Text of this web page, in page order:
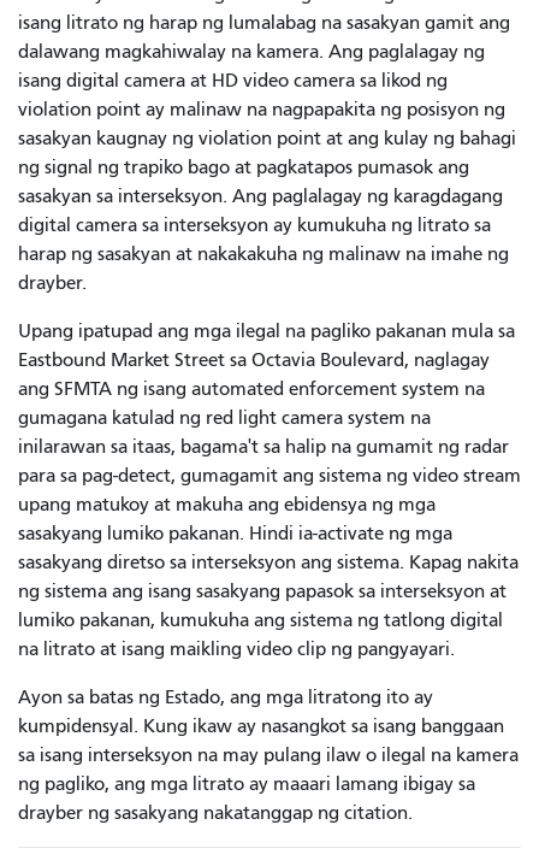
isang litrato ng harap ng lumalabag na sasakyan gamit ang
dalawang magkahiwalay na kamera. Ang paglalagay ng
isang digital camera at HD video camera sa likod ng
violation point ay malinaw na nagpapakita ng posisyon ng
sasakyan kaugnay ng violation point at ang kulay ng bahagi
ng signal ng trapiko bago at pagkatapos pumasok ang
sasakyan sa interseksyon. Ang paglalagay ng karagdagang
digital camera sa interseksyon ay kumukuha ng litrato sa
harap ng sasakyan at nakakakuha ng malinaw na imahe ng
drayber.
Upang ipatupad ang mga ilegal na pagliko pakanan mula sa
Eastbound Market Street sa Octavia Boulevard, naglagay
ang SFMTA ng isang automated enforcement system na
gumagana katulad ng red light camera system na
inilarawan sa itaas, bagama't sa halip na gumamit ng radar
para sa pag-detect, gumagamit ang sistema ng video stream
upang matukoy at makuha ang ebidensya ng mga
sasakyang lumiko pakanan. Hindi ia-activate ng mga
sasakyang diretso sa interseksyon ang sistema. Kapag nakita
ng sistema ang isang sasakyang papasok sa interseksyon at
lumiko pakanan, kumukuha ang sistema ng tatlong digital
na litrato at isang maikling video clip ng pangyayari.
Ayon sa batas ng Estado, ang mga litratong ito ay
kumpidensyal. Kung ikaw ay nasangkot sa isang banggaan
sa isang interseksyon na may pulang ilaw o ilegal na kamera
ng pagliko, ang mga litrato ay maaari lamang ibigay sa
drayber ng sasakyang nakatanggap ng citation.